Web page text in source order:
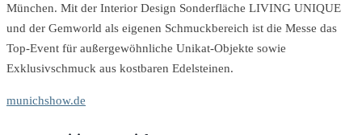
München. Mit der Interior Design Sonderfläche LIVING UNIQUE
und der Gemworld als eigenen Schmuckbereich ist die Messe das
Top-Event für außergewöhnliche Unikat-Objekte sowie
Exklusivschmuck aus kostbaren Edelsteinen.
munichshow.de